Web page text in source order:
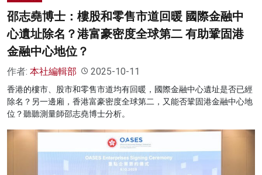
邵志堯博士：樓股和零售市道回暖 國際金融中
心遺址除名？港富豪密度全球第二 有助鞏固港
金融中心地位？
作者: 本社編輯部 2025-10-11
香港的樓市、股市和零售市道均有回暖，國際金融中心遺址是否已經
除名？另一邊廂，香港富豪密度全球第二，又能否鞏固港金融中心地
位？聽聽測量師邵志堯博士分析。